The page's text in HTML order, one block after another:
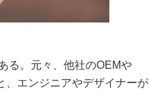
る。元々、他社のOEMや
、エンジニアやデザイナーが